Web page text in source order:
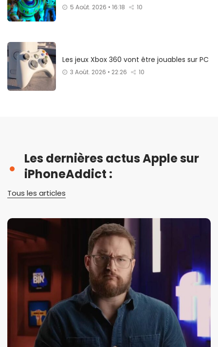
5 Août. 2026 • 16:18 10
Les jeux Xbox 360 vont être jouables sur PC
3 Août. 2026 • 22:26 10
Les dernières actus Apple sur
iPhoneAddict :
Tous les articles